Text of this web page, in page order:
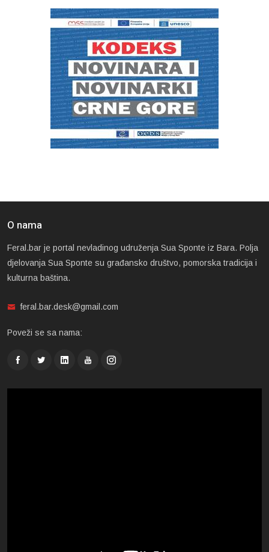
O nama
Feral.bar je portal nevladinog udruženja Sua Sponte iz Bara. Polja
djelovanja Sua Sponte su građansko društvo, pomorska tradicija i
kulturna baština.
feral.bar.desk@gmail.com
Poveži se sa nama: